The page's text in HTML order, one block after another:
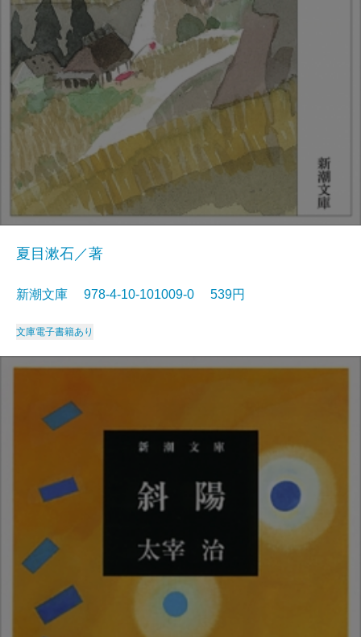
夏目漱石／著
新潮文庫 978-4-10-101009-0 539円
文庫電子書籍あり